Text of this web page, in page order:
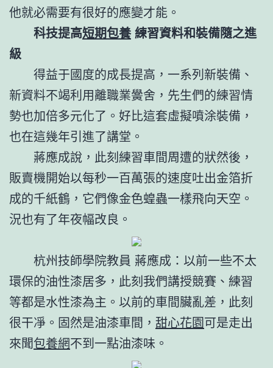
他就必需要有很好的應變才能。
科技提高短期包養練習資料和裝備隨之進
級
得益于國度的成長提高，一系列新裝備、
新資料不竭利用離職業黌舍，先生們的練習情
勢也加倍多元化了。好比這套虛擬噴涂裝備，
也在這幾年引進了講堂。
蔣應成說，此刻練習車間周遭的狀然後，
販賣機開始以每秒一百萬張的速度吐出金箔折
成的千紙鶴，它們像金色蝗蟲一樣飛向天空。
況也有了年夜幅改良。
杭州技師學院教員 蔣應成：以前一些不太
環保的油性漆居多，此刻我們講授競賽、練習
等都是水性漆為主。以前的車間臟亂差，此刻
很干凈。固然是油漆車間， 甜心花園可是走出
來聞包養網不到一點油漆味。